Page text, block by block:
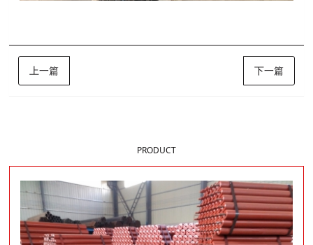
上一篇 下一篇
PRODUCT